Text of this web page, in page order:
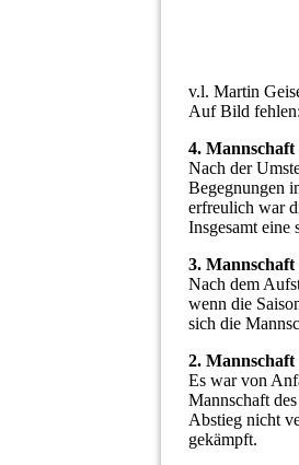
v.l. Martin
Auf Bild
4.
Nach der
Begegnungen
erfreulich war
Insgesamt eine
3. Mannschaft
Nach dem
wenn die
sich die
2. Mannschaft
Es war von
Mannschaft
Abstieg nicht
gekämpft.